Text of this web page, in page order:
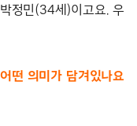
정민(34세)이고요. 우
떤 의미가 담겨있나요